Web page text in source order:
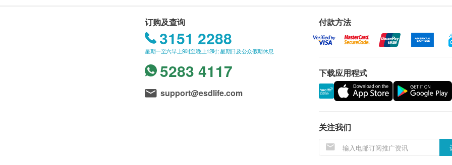
订购及查询
3151 2288
星期一至六早上9时至晚上12时; 星期日及公众假期休息
5283 4117
support@esdlife.com
付款方法
下载应用程式
关注我们